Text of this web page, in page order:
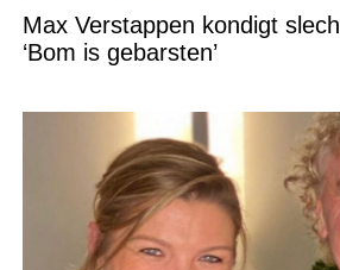
Max Verstappen kondigt
‘Bom is gebarsten’